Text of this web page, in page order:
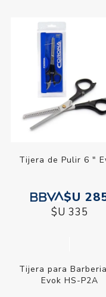
Tijera de Pulir 6 "
$U
$U 335
Tijera para
Evok HS-P2A